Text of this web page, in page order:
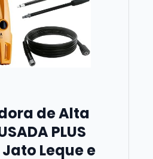
de Alta
PLUS
Leque e